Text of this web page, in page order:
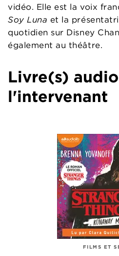
vidéo. Elle est la voix
Soy Luna et la
quotidien sur Disney
également au théâtre.
Livre(s)
l'intervenant
FILMS ET